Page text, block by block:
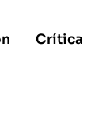
Crítica